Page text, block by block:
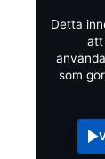
Detta
att
som